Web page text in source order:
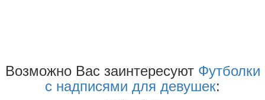
Возможно Ваc заинтересуют Футболки
с надписями для девушек: